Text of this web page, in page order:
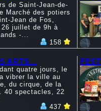
de Saint-Jean-de-
Marché des potiers
Jean de Fos,
juillet de 9h à
-...
158
ARTS...
quatre jours, le
vibrer la ville au
du cirque, de la
40 spectacles, 22
437